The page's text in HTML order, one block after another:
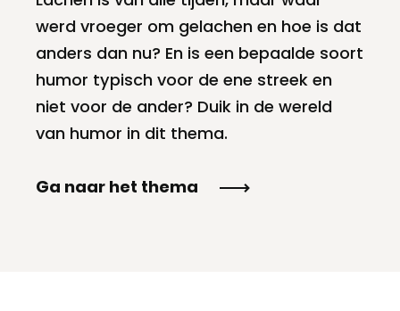
Nieuwsbrief
Voorwaarden
Privacyverklaring
werd vroeger om gelachen en hoe is dat
anders dan nu? En is een bepaalde soort
humor typisch voor de ene streek en
niet voor de ander? Duik in de wereld
van humor in dit thema.
Ga naar het thema